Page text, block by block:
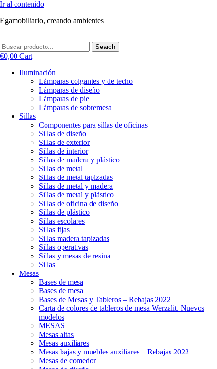
Ir al contenido
Egamobiliario, creando ambientes
Search
€0,00 Cart
Iluminación
Lámparas colgantes y de techo
Lámparas de diseño
Lámparas de pie
Lámparas de sobremesa
Sillas
Componentes para sillas de oficinas
Sillas de diseño
Sillas de exterior
Sillas de interior
Sillas de madera y plástico
Sillas de metal
Sillas de metal tapizadas
Sillas de metal y madera
Sillas de metal y plástico
Sillas de oficina de diseño
Sillas de plástico
Sillas escolares
Sillas fijas
Sillas madera tapizadas
Sillas operativas
Sillas y mesas de resina
Sillas
Mesas
Bases de mesa
Bases de mesa
Bases de Mesas y Tableros – Rebajas 2022
Carta de colores de tableros de mesa Werzalit. Nuevos
modelos
MESAS
Mesas altas
Mesas auxiliares
Mesas bajas y muebles auxiliares – Rebajas 2022
Mesas de comedor